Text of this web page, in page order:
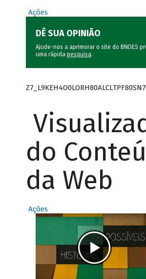
Ações
DÊ SUA OPINIÃO
Ajude-nos a aprimorar o site do BNDES
uma rápida pesquisa.
Z7_L9KEH4O0LORH80ALCLTPF80SN7
do
da Web
Ações